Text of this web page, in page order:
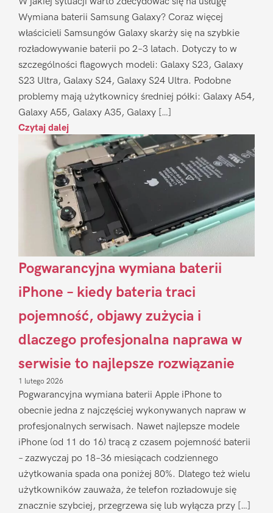
Wymiana baterii Samsung Galaxy? Coraz więcej
właścicieli Samsungów Galaxy skarży się na szybkie
rozładowywanie baterii po 2–3 latach. Dotyczy to w
szczególności flagowych modeli: Galaxy S23, Galaxy
S23 Ultra, Galaxy S24, Galaxy S24 Ultra. Podobne
problemy mają użytkownicy średniej półki: Galaxy A54,
Galaxy A55, Galaxy A35, Galaxy […]
Czytaj dalej
Pogwarancyjna wymiana baterii
iPhone – kiedy bateria traci
pojemność, objawy zużycia i
dlaczego profesjonalna naprawa w
serwisie to najlepsze rozwiązanie
1 lutego 2026
Pogwarancyjna wymiana baterii Apple iPhone to
obecnie jedna z najczęściej wykonywanych napraw w
profesjonalnych serwisach. Nawet najlepsze modele
iPhone (od 11 do 16) tracą z czasem pojemność baterii
– zazwyczaj po 18–36 miesiącach codziennego
użytkowania spada ona poniżej 80%. Dlatego też wielu
użytkowników zauważa, że telefon rozładowuje się
znacznie szybciej, przegrzewa się lub wyłącza przy […]